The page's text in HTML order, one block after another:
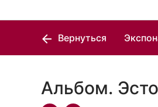
Вернуться
Альбом.